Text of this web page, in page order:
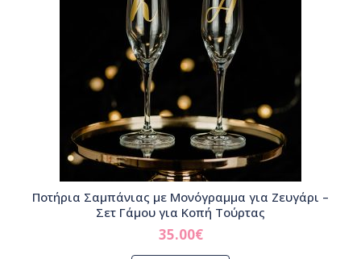
Ποτήρια Σαμπάνιας με Μονόγραμμα για Ζευγάρι –
Σετ Γάμου για Κοπή Τούρτας
35.00€